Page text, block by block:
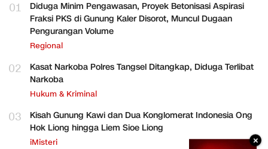
01
Diduga Minim Pengawasan, Proyek Betonisasi Aspirasi
Fraksi PKS di Gunung Kaler Disorot, Muncul Dugaan
Pengurangan Volume
Regional
02
Kasat Narkoba Polres Tangsel Ditangkap, Diduga Terlibat
Narkoba
Hukum & Kriminal
03
Kisah Gunung Kawi dan Dua Konglomerat Indonesia Ong
Hok Liong hingga Liem Sioe Liong
iMisteri ×